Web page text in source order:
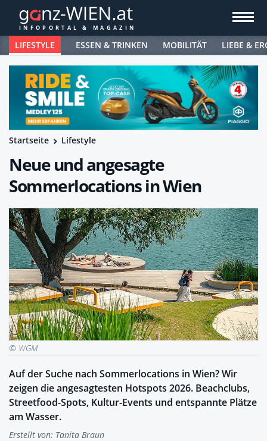
LIFESTYLE ESSEN & TRINKEN MOBILITÄT LIEBE &
Startseite Lifestyle
Neue und angesagte
Sommerlocations in Wien
© WGM
Auf der Suche nach Sommerlocations in Wien? Wir
zeigen die angesagtesten Hotspots 2026. Beachclubs,
Streetfood-Spots, Kultur-Events und entspannte Plätze
am Wasser.
Erstellt von: Tanita Braun